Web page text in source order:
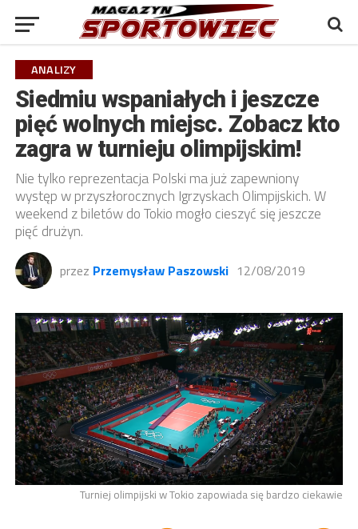
ANALIZY
Siedmiu wspaniałych i jeszcze
pięć wolnych miejsc. Zobacz kto
zagra w turnieju olimpijskim!
Nie tylko reprezentacja Polski ma już zapewniony
występ w przyszłorocznych Igrzyskach Olimpijskich. W
weekend z biletów do Tokio mogło cieszyć się jeszcze
pięć drużyn.
przez Przemysław Paszowski 12/08/2019
Turniej olimpijski w Tokio zapowiada się bardzo ciekawie